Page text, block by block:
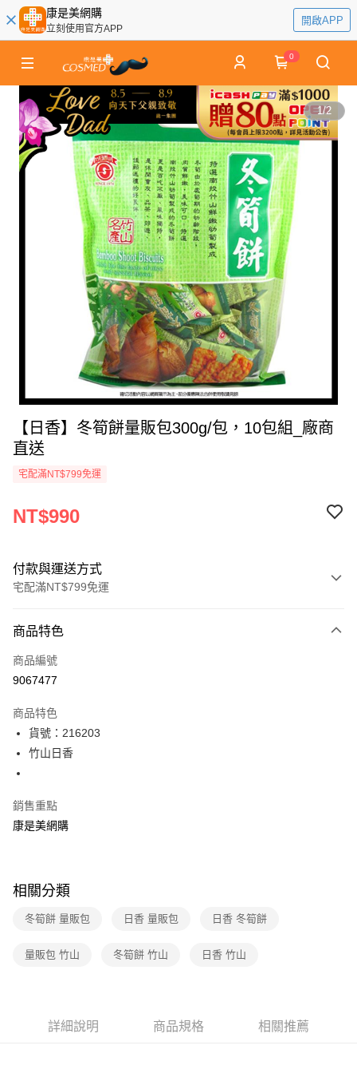
康是美網購
立刻使用官方APP
開啟APP
0
1/2
【日香】冬筍餅量販包300g/包，10包組_廠商
直送
宅配滿NT$799免運
NT$990
付款與運送方式
宅配滿NT$799免運
icash Pay
信用卡一次付款
LINE Pay
Apple Pay
悠遊付
運送方式
宅配-下單後3-5個工作天配送(不含預購品)，箱購品分箱出貨
商品特色
商品編號
9067477
商品特色
貨號：216203
竹山日香
銷售重點
康是美網購
相關分類
冬筍餅 量販包 日香 量販包 日香 冬筍餅
量販包 竹山 冬筍餅 竹山 日香 竹山
詳細說明 商品規格 相關推薦